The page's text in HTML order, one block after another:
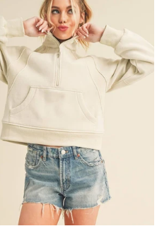
c
c
i
ó
n
: